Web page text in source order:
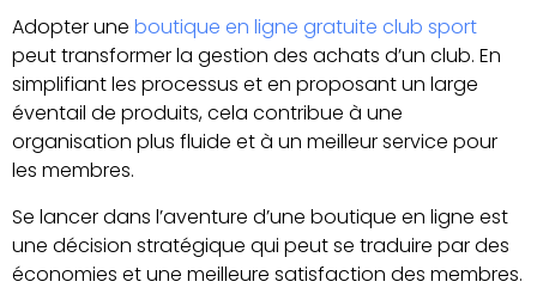
Adopter une boutique en ligne gratuite club sport
peut transformer la gestion des achats d’un club. En
simplifiant les processus et en proposant un large
éventail de produits, cela contribue à une
organisation plus fluide et à un meilleur service pour
les membres.
Se lancer dans l’aventure d’une boutique en ligne est
une décision stratégique qui peut se traduire par des
économies et une meilleure satisfaction des membres.